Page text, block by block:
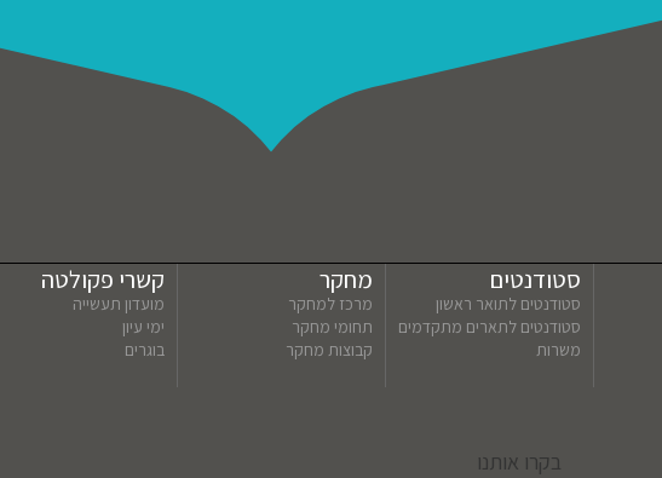
סטודנטים
סטודנטים לתואר ראשון
סטודנטים לתארים מתקדמים
משרות
מחקר
מרכז למחקר
תחומי מחקר
קבוצות מחקר
קשרי פקולטה
מועדון תעשייה
ימי עיון
בוגרים
בקרו אותנו